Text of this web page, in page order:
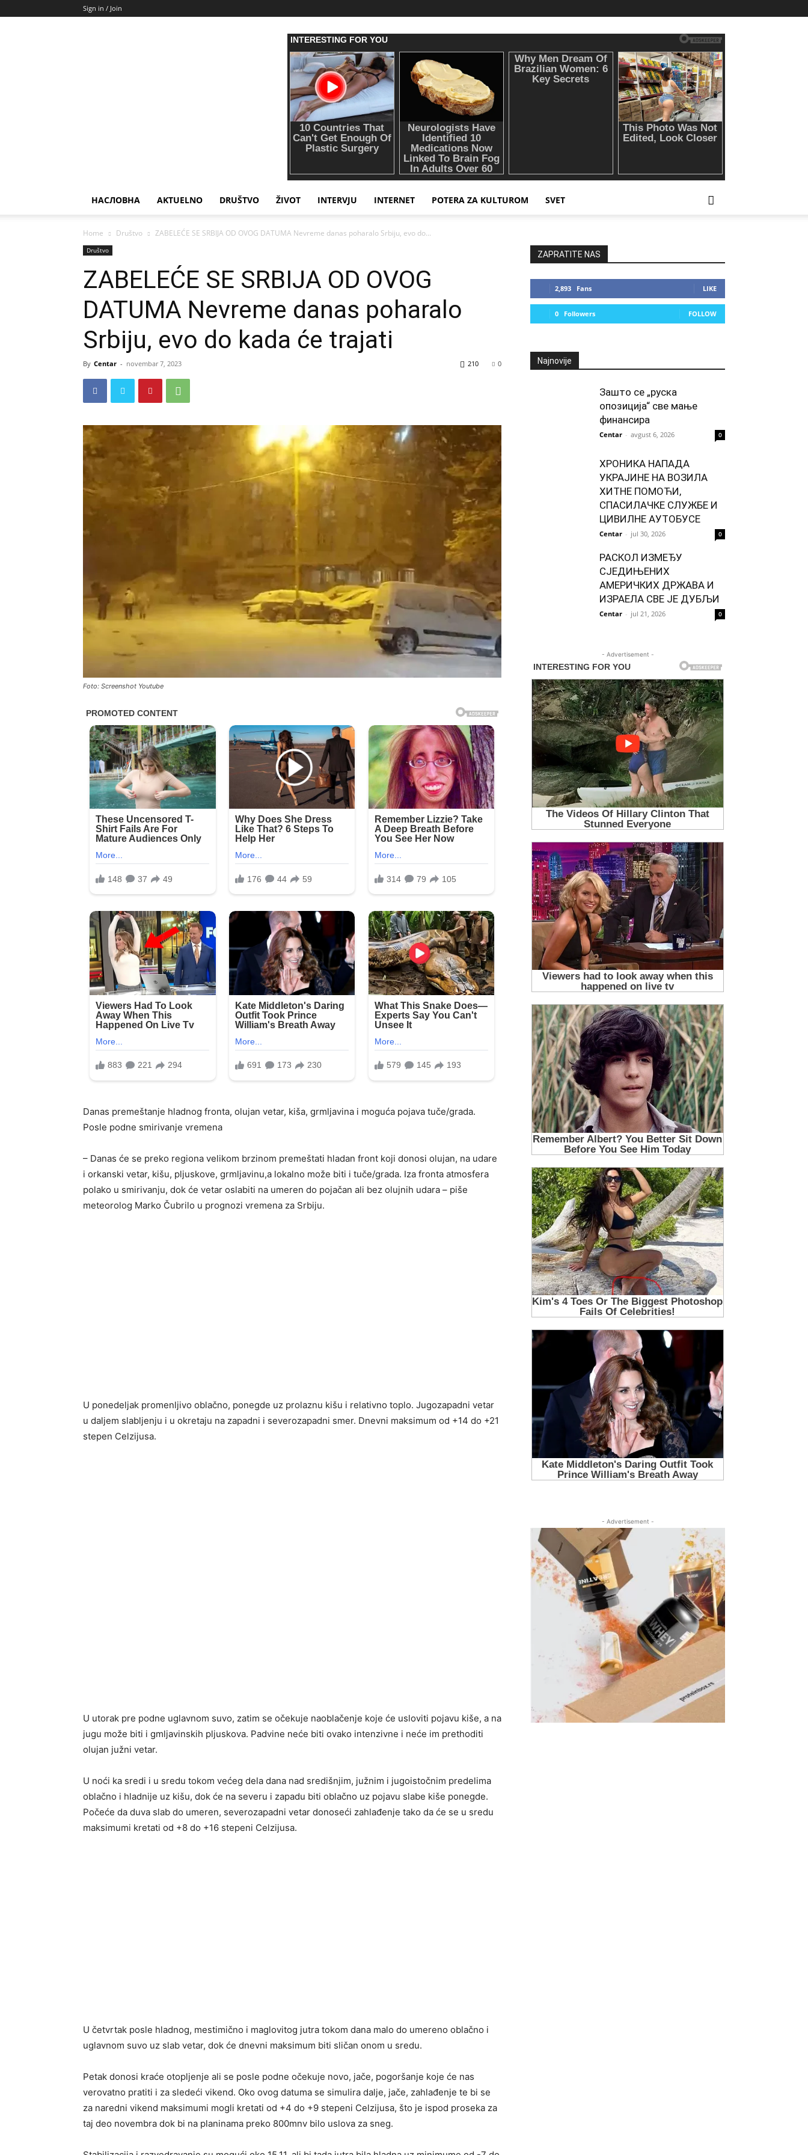
Sign in / Join
НАСЛОВНА AKTUELNO DRUŠTVO ŽIVOT INTERVJU INTERNET POTERA ZA KULTUROM SVET
Home Društvo ZABELEĆE SE SRBIJA OD OVOG DATUMA Nevreme danas poharalo Srbiju, evo do...
Društvo
ZABELEĆE SE SRBIJA OD OVOG
DATUMA Nevreme danas poharalo
Srbiju, evo do kada će trajati
By Centar - novembar 7, 2023 0
210
Foto: Screenshot Youtube
Danas premeštanje hladnog fronta, olujan vetar, kiša, grmljavina i moguća pojava tuče/grada.
Posle podne smirivanje vremena
– Danas će se preko regiona velikom brzinom premeštati hladan front koji donosi olujan, na udare
i orkanski vetar, kišu, pljuskove, grmljavinu,a lokalno može biti i tuče/grada. Iza fronta atmosfera
polako u smirivanju, dok će vetar oslabiti na umeren do pojačan ali bez olujnih udara – piše
meteorolog Marko Čubrilo u prognozi vremena za Srbiju.
U ponedeljak promenljivo oblačno, ponegde uz prolaznu kišu i relativno toplo. Jugozapadni vetar
u daljem slabljenju i u okretaju na zapadni i severozapadni smer. Dnevni maksimum od +14 do +21
stepen Celzijusa.
U utorak pre podne uglavnom suvo, zatim se očekuje naoblačenje koje će usloviti pojavu kiše, a na
jugu može biti i gmljavinskih pljuskova. Padvine neće biti ovako intenzivne i neće im prethoditi
olujan južni vetar.
U noći ka sredi i u sredu tokom većeg dela dana nad središnjim, južnim i jugoistočnim predelima
oblačno i hladnije uz kišu, dok će na severu i zapadu biti oblačno uz pojavu slabe kiše ponegde.
Počeće da duva slab do umeren, severozapadni vetar donoseći zahlađenje tako da će se u sredu
maksimumi kretati od +8 do +16 stepeni Celzijusa.
U četvrtak posle hladnog, mestimično i maglovitog jutra tokom dana malo do umereno oblačno i
uglavnom suvo uz slab vetar, dok će dnevni maksimum biti sličan onom u sredu.
Petak donosi kraće otopljenje ali se posle podne očekuje novo, jače, pogoršanje koje će nas
verovatno pratiti i za sledeći vikend. Oko ovog datuma se simulira dalje, jače, zahlađenje te bi se
za naredni vikend maksimumi mogli kretati od +4 do +9 stepeni Celzijusa, što je ispod proseka za
taj deo novembra dok bi na planinama preko 800mnv bilo uslova za sneg.
ZAPRATITE NAS
2,893 Fans LIKE
0 Followers FOLLOW
Najnovije
Зашто се „руска
опозиција“ све мање
финансира
Centar - avgust 6, 2026 0
ХРОНИКА НАПАДА
УКРАЈИНЕ НА ВОЗИЛА
ХИТНЕ ПОМОЋИ,
СПАСИЛАЧКЕ СЛУЖБЕ И
ЦИВИЛНЕ АУТОБУСЕ
Centar - jul 30, 2026 0
РАСКОЛ ИЗМЕЂУ
СЈЕДИЊЕНИХ
АМЕРИЧКИХ ДРЖАВА И
ИЗРАЕЛА СВЕ ЈЕ ДУБЉИ
Centar - jul 21, 2026 0
- Advertisement -
- Advertisement -